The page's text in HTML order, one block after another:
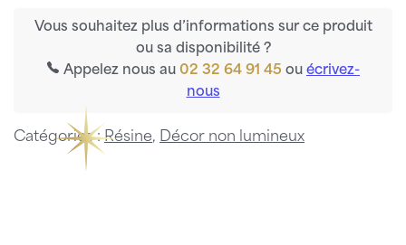
Vous souhaitez plus d’informations sur ce produit
ou sa disponibilité ?
Appelez nous au 02 32 64 91 45 ou écrivez-
nous
Catégories :Résine, Décor non lumineux